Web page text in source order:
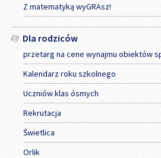
Z matematyką wyGRAsz!
Dla rodziców
przetarg na cene wynajmu obiektów
Kalendarz roku szkolnego
Uczniów klas ósmych
Rekrutacja
Świetlica
Orlik